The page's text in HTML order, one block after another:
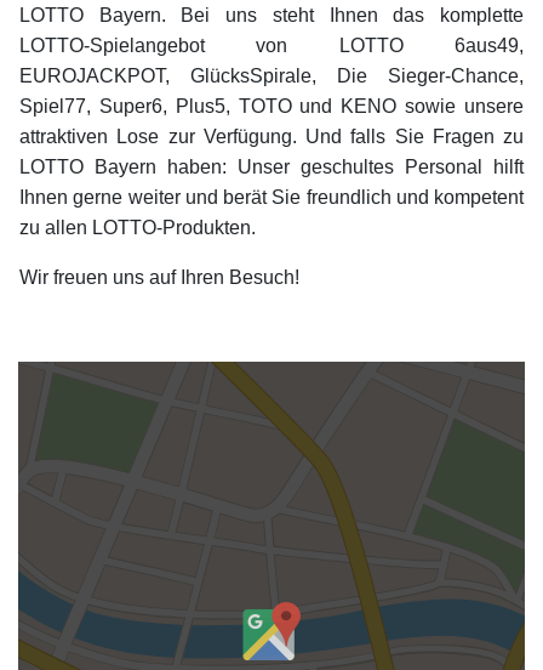
LOTTO Bayern. Bei uns steht Ihnen das komplette
LOTTO-Spielangebot von LOTTO 6aus49,
EUROJACKPOT, GlücksSpirale, Die Sieger-Chance,
Spiel77, Super6, Plus5, TOTO und KENO sowie unsere
attraktiven Lose zur Verfügung. Und falls Sie Fragen zu
LOTTO Bayern haben: Unser geschultes Personal hilft
Ihnen gerne weiter und berät Sie freundlich und kompetent
zu allen LOTTO-Produkten.
Wir freuen uns auf Ihren Besuch!